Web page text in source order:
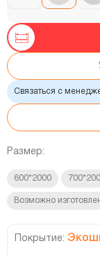
Связаться с
Размер:
600*2000
Возможно
Покрытие: